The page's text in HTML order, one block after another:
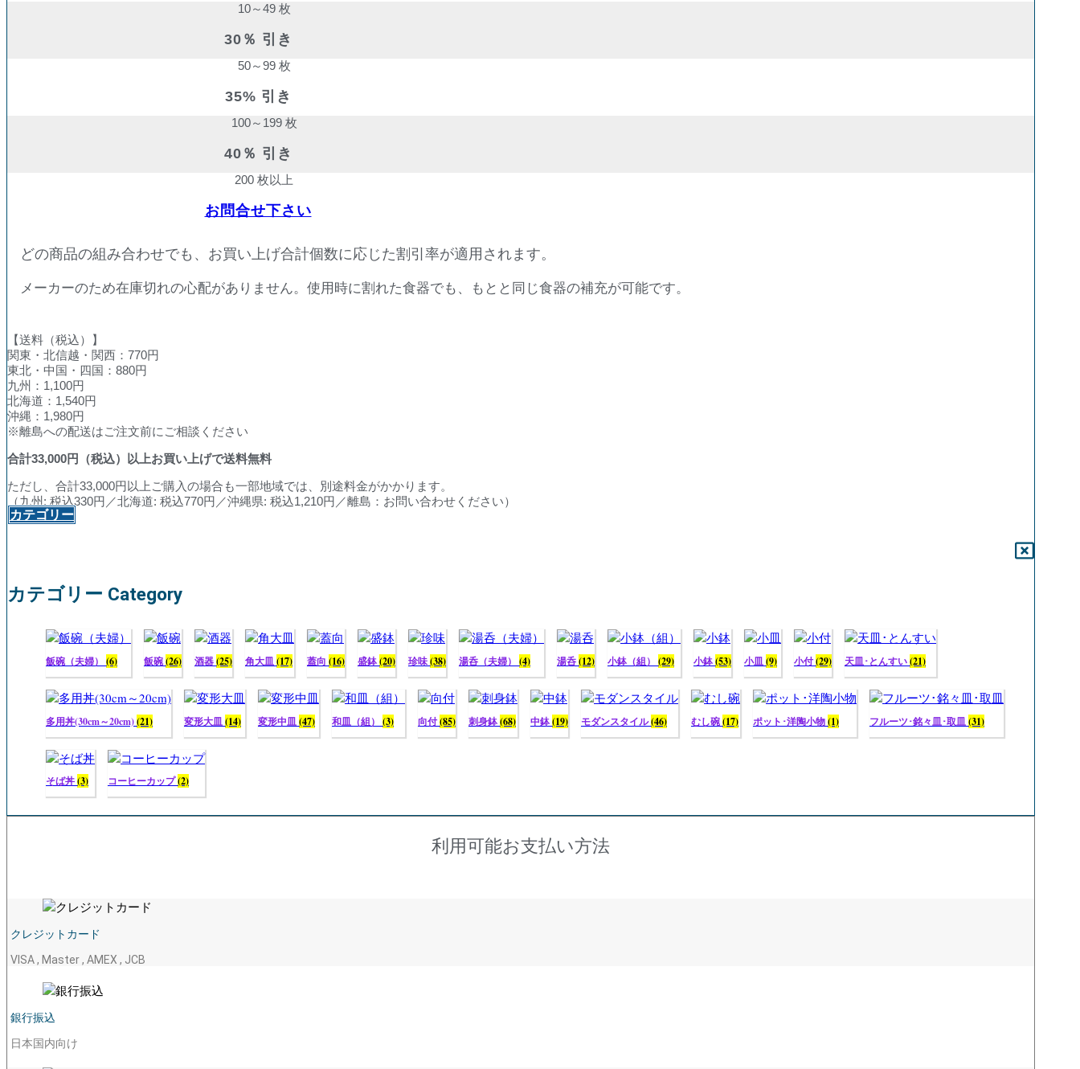
10～49 枚
30％ 引き
50～99 枚
35% 引き
100～199 枚
40％ 引き
200 枚以上
お問合せ下さい
どの商品の組み合わせでも、お買い上げ合計個数に応じた割引率が適用されます。
メーカーのため在庫切れの心配がありません。使用時に割れた食器でも、もとと同じ食器の補充が可能です。
【送料（税込）】
関東・北信越・関西：770円
東北・中国・四国：880円
九州：1,100円
北海道：1,540円
沖縄：1,980円
※離島への配送はご注文前にご相談ください
合計33,000円（税込）以上お買い上げで送料無料
ただし、合計33,000円以上ご購入の場合も一部地域では、別途料金がかかります。
（九州: 税込330円／北海道: 税込770円／沖縄県: 税込1,210円／離島：お問い合わせください）
カテゴリー
カテゴリー Category
飯碗（夫婦） (6) 飯碗(26) 酒器(25) 角大皿(17) 蓋向 (16) 盛鉢(20) 珍味(38) 湯呑（夫婦） (4) 湯呑(12) 小鉢（組） (29) 小鉢(53) 小皿(9) 小付(29) 天皿･とんすい(21)
多用丼(30cm～20cm)(21) 変形大皿(14) 変形中皿(47) 和皿（組） (3) 向付(85) 刺身鉢(68) 中鉢(19) モダンスタイル(46) むし碗(17) ポット･洋陶小物(1) フルーツ･銘々皿･取皿(31)
そば丼(3) コーヒーカップ(2)
利用可能お支払い方法
クレジットカード
VISA , Master , AMEX , JCB
銀行振込
日本国内向け